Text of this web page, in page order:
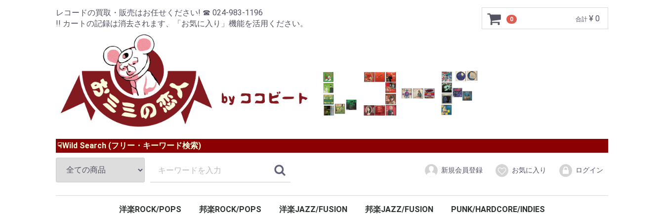
レコードの買取・販売はお任せください! ☎ 024-983-1196
!! カートの記録は消去されます、「お気に入り」機能を活用ください。
0 合計 ¥ 0
☟Wild Search (フリー・キーワード検索)
新規会員登録 お気に入り ログイン
洋楽ROCK/POPS 邦楽ROCK/POPS 洋楽JAZZ/FUSION 邦楽JAZZ/FUSION PUNK/HARDCORE/INDIES